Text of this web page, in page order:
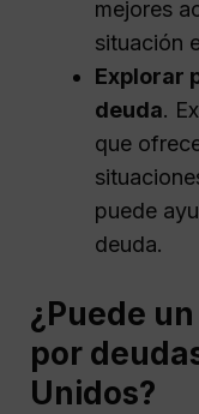
mejores
situación
Explorar
deuda.
que
puede
deuda.
¿Puede
por
Unidos?